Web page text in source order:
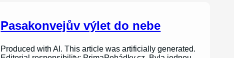
Pasakonvejův výlet do nebe
Produced with AI. This article was artificially generated.